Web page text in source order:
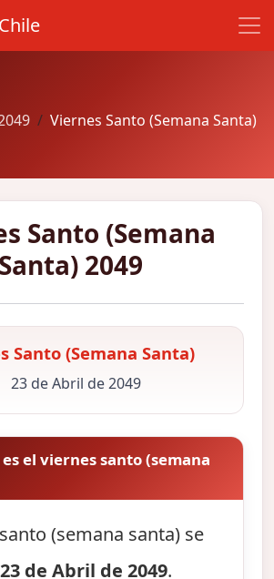
Viernes Santo (Semana Santa)
Santo (Semana
Santa) 2049
Santo (Semana Santa)
23 de Abril de 2049
es el viernes santo (semana
(semana santa) se
23 de Abril de 2049.